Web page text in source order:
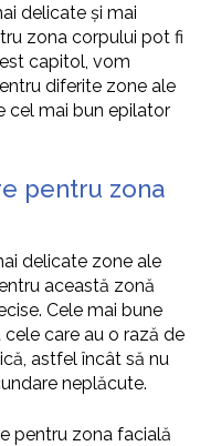
delicate și mai
zona corpului pot fi
capitol, vom
diferite zone ale
cel mai bun epilator
pentru zona
delicate zone ale
această zonă
Cele mai bune
care au o rază de
astfel încât să nu
neplăcute.
pentru zona facială